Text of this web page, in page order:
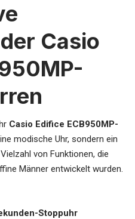
Casio
Casio Edifice ECB950MP-
modische Uhr, sondern ein
von Funktionen, die
Männer entwickelt wurden.
Stoppuhr